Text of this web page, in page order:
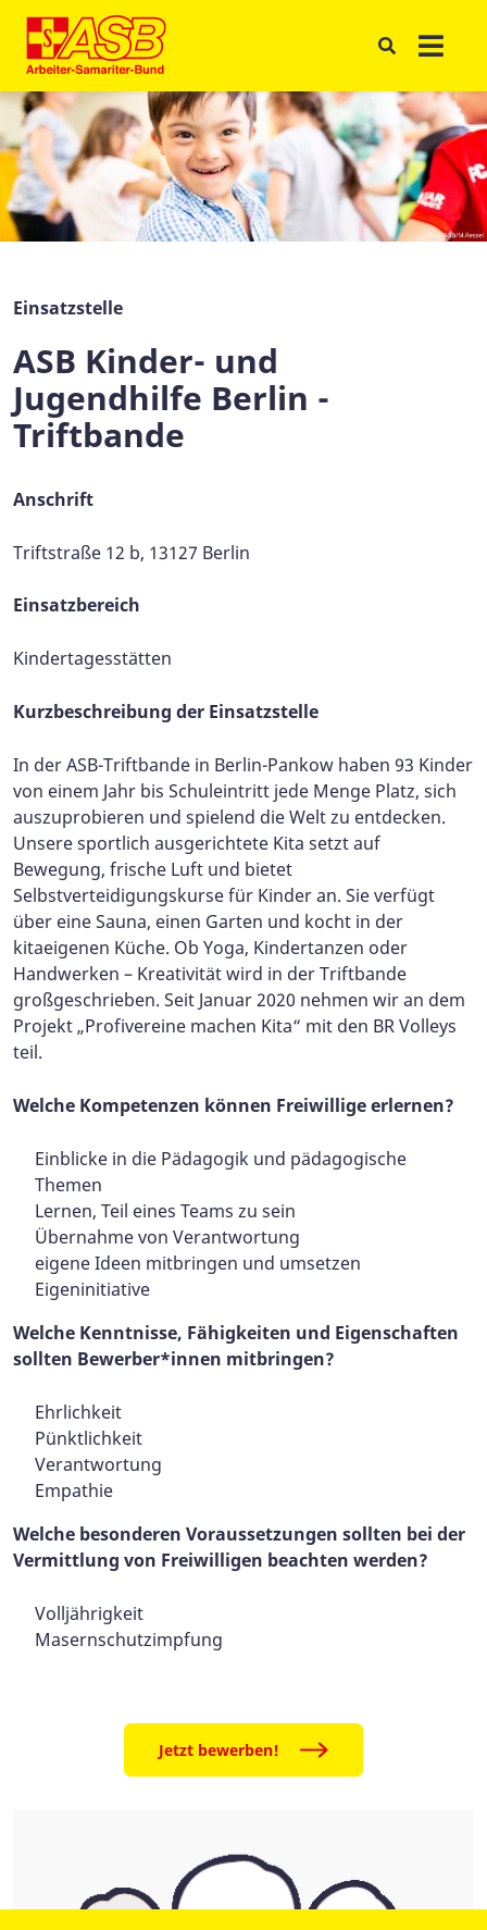
Einsatzstelle
ASB Kinder- und
Jugendhilfe Berlin -
Triftbande
Anschrift
Triftstraße 12 b, 13127 Berlin
Einsatzbereich
Kindertagesstätten​​
Kurzbeschreibung der Einsatzstelle
In der ASB-Triftbande in Berlin-Pankow haben 93 Kinder
von einem Jahr bis Schuleintritt jede Menge Platz, sich
auszuprobieren und spielend die Welt zu entdecken.
Unsere sportlich ausgerichtete Kita setzt auf
Bewegung, frische Luft und bietet
Selbstverteidigungskurse für Kinder an. Sie verfügt
über eine Sauna, einen Garten und kocht in der
kitaeigenen Küche. Ob Yoga, Kindertanzen oder
Handwerken – Kreativität wird in der Triftbande
großgeschrieben. Seit Januar 2020 nehmen wir an dem
Projekt „Profivereine machen Kita“ mit den BR Volleys
teil.
Welche Kompetenzen können Freiwillige erlernen?
Einblicke in die Pädagogik und pädagogische
Themen
Lernen, Teil eines Teams zu sein
Übernahme von Verantwortung
eigene Ideen mitbringen und umsetzen
Eigeninitiative
Welche Kenntnisse, Fähigkeiten und Eigenschaften
sollten Bewerber*innen mitbringen?
Ehrlichkeit
Pünktlichkeit
Verantwortung
Empathie
Welche besonderen Voraussetzungen sollten bei der
Vermittlung von Freiwilligen beachten werden?
Volljährigkeit
Masernschutzimpfung
Jetzt bewerben!